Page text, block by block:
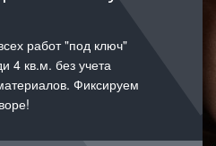
работ "под ключ"
4 кв.м. без учета
Фиксируем